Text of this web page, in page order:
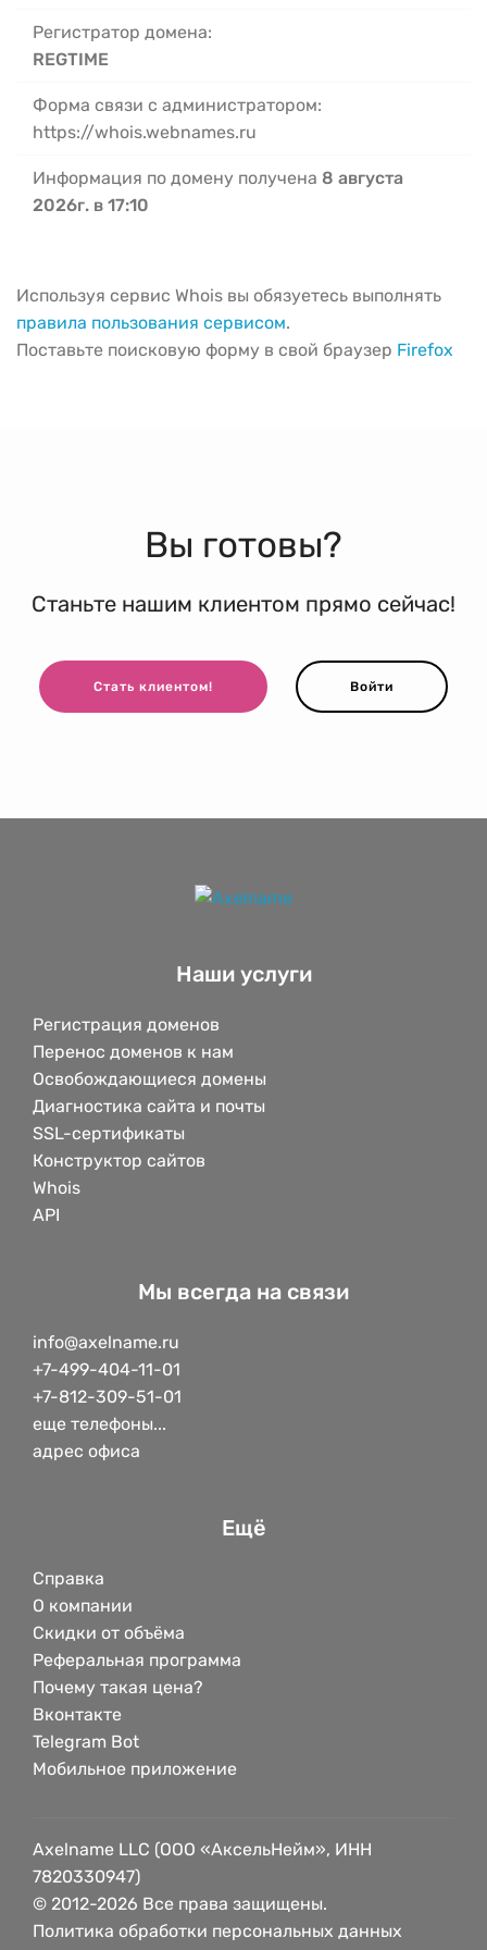
Регистратор домена:
REGTIME
Форма связи с администратором:
https://whois.webnames.ru
Информация по домену получена 8 августа
2026г. в 17:10
Используя сервис Whois вы обязуетесь выполнять
правила пользования сервисом.
Поставьте поисковую форму в свой браузер Firefox
Вы готовы?
Станьте нашим клиентом прямо сейчас!
Стать клиентом! Войти
Наши услуги
Регистрация доменов
Перенос доменов к нам
Освобождающиеся домены
Диагностика сайта и почты
SSL-сертификаты
Конструктор сайтов
Whois
API
Мы всегда на связи
info@axelname.ru
+7-499-404-11-01
+7-812-309-51-01
еще телефоны...
адрес офиса
Ещё
Справка
О компании
Скидки от объёма
Реферальная программа
Почему такая цена?
Вконтакте
Telegram Bot
Мобильное приложение
Axelname LLC (ООО «АксельНейм», ИНН
7820330947)
© 2012-2026 Все права защищены.
Политика обработки персональных данных